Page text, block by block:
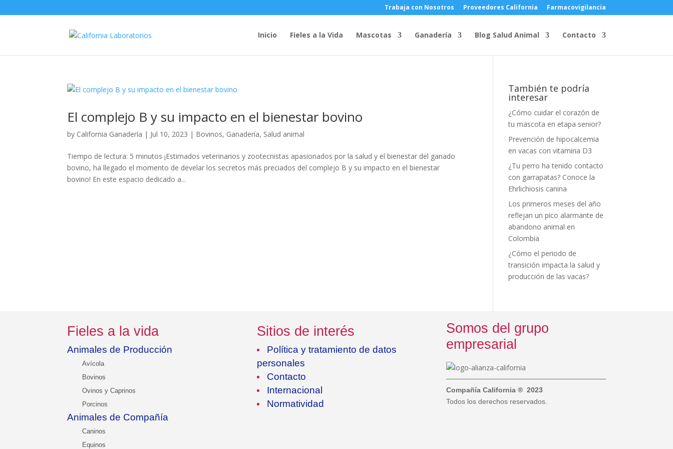
Trabaja con Nosotros Proveedores California Farmacovigilancia
Inicio Fieles a la Vida Mascotas Ganadería Blog Salud Animal Contacto
El complejo B y su impacto en el bienestar bovino
by California Ganadería | Jul 10, 2023 | Bovinos, Ganadería, Salud animal
Tiempo de lectura: 5 minutos ¡Estimados veterinarios y zootecnistas apasionados por la salud y el bienestar del ganado
bovino, ha llegado el momento de develar los secretos más preciados del complejo B y su impacto en el bienestar
bovino! En este espacio dedicado a...
También te podría
interesar
¿Cómo cuidar el corazón de
tu mascota en etapa senior?
Prevención de hipocalcemia
en vacas con vitamina D3
¿Tu perro ha tenido contacto
con garrapatas? Conoce la
Ehrlichiosis canina
Los primeros meses del año
reflejan un pico alarmante de
abandono animal en
Colombia
¿Cómo el periodo de
transición impacta la salud y
producción de las vacas?
Fieles a la vida
Animales de Producción
Avícola
Bovinos
Ovinos y Caprinos
Porcinos
Animales de Compañía
Caninos
Equinos
Sitios de interés
Política y tratamiento de datos
personales
Contacto
Internacional
Normatividad
Somos del grupo
empresarial
Compañía California ® 2023
Todos los derechos reservados.